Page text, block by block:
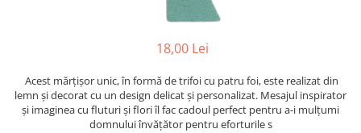
Accesorii pictura
Cutite pictura
Pahare pictura
Creioane colorate acuarelabile
Foarfece/Cuttere si Produse de
taiere
Folii protectie , mape, dosare
18,00 Lei
Acest mărțișor unic, în formă de trifoi cu patru foi, este realizat din
lemn și decorat cu un design delicat și personalizat. Mesajul inspirator
și imaginea cu fluturi și flori îl fac cadoul perfect pentru a-i mulțumi
domnului învățător pentru eforturile s